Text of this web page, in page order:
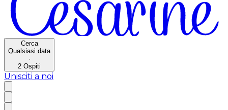
Cerca
Qualsiasi data
·
2 Ospiti
Unisciti a noi